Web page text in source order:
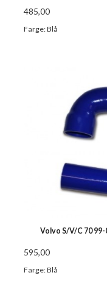
485,00
Farge: Blå
Volvo S/V/C 70
595,00
Farge: Blå